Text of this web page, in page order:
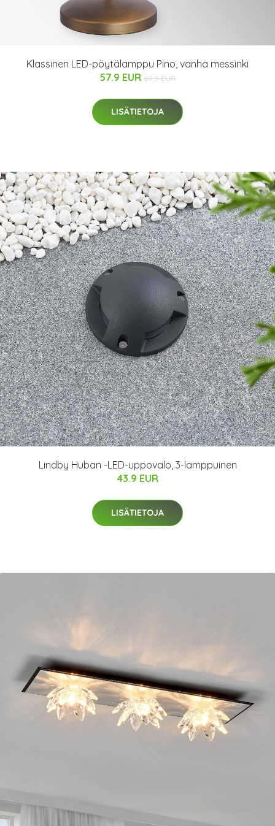
Klassinen LED-pöytälamppu Pino, vanha messinki
57.9 EUR 69.9 EUR
LISÄTIETOJA
Lindby Huban -LED-uppovalo, 3-lamppuinen
43.9 EUR
LISÄTIETOJA